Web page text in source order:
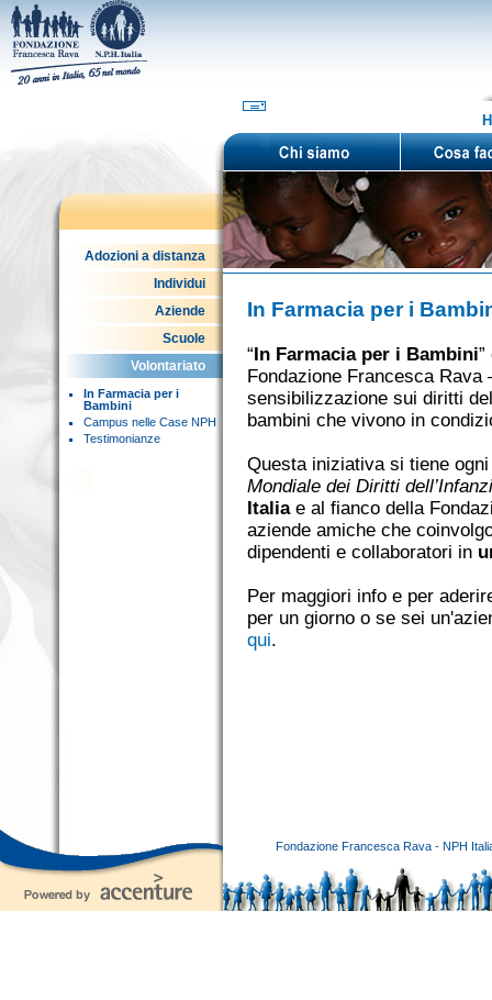
Adozioni a distanza
Individui
Aziende
Scuole
Volontariato
In Farmacia per i
Bambini
Campus nelle Case NPH
Testimonianze
In Farmacia per i
“In Farmacia per i Bambini
Fondazione Francesca
sensibilizzazione sui diritti
bambini che vivono in
Questa iniziativa si tiene
Mondiale dei Diritti
Italiae al fianco della
aziende amiche che
dipendenti e collaboratori in
Per maggiori info e per
per un giorno o se sei
qui.
Fondazione Francesca Rava - NPH